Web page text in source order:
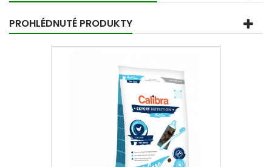
PROHLÉDNUTÉ PRODUKTY